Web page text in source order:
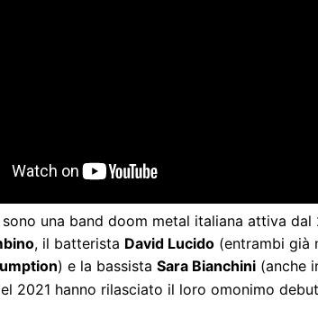
sono una band doom metal italiana attiva
, il batterista David Lucido (entrambi già
) e la bassista Sara Bianchini (anche
2021 hanno rilasciato il loro omonimo